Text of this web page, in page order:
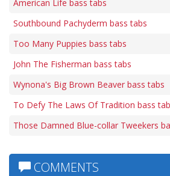
American Life bass tabs
Southbound Pachyderm bass tabs
Too Many Puppies bass tabs
John The Fisherman bass tabs
Wynona's Big Brown Beaver bass tabs
To Defy The Laws Of Tradition bass
Those Damned Blue-collar Tweekers
COMMENTS